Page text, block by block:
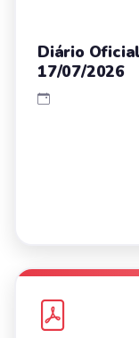
Diário
17/07/2026